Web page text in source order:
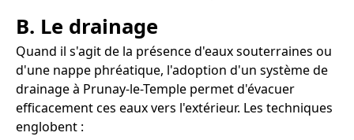
B. Le drainage
Quand il s'agit de la présence d'eaux souterraines ou
d'une nappe phréatique, l'adoption d'un système de
drainage à Prunay-le-Temple permet d'évacuer
efficacement ces eaux vers l'extérieur. Les techniques
englobent :